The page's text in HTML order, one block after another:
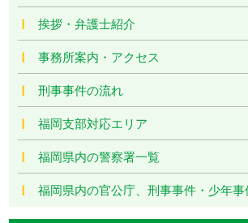
挨拶・弁護士紹介
事務所案内・アクセス
刑事事件の流れ
福岡支部対応エリア
福岡県内の警察署一覧
福岡県内の官公庁、刑事事件・少年